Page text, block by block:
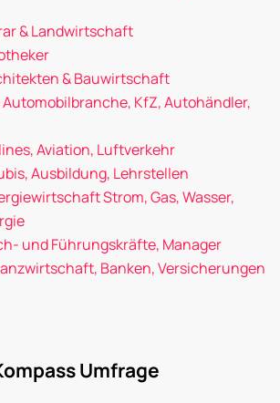
& Landwirtschaft
& Bauwirtschaft
KfZ, Autohändler,
Aviation, Luftverkehr
Ausbildung, Lehrstellen
Strom, Gas, Wasser,
und Führungskräfte, Manager
Banken, Versicherungen
Umfrage